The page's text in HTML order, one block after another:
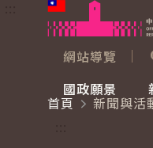
跳到主要內容
網站導覽
國政願景
首頁
新聞與活